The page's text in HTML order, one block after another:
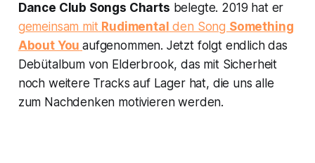
Dance Club Songs Charts belegte. 2019 hat er
gemeinsam mit Rudimental den Song Something
About You aufgenommen. Jetzt folgt endlich das
Debütalbum von Elderbrook, das mit Sicherheit
noch weitere Tracks auf Lager hat, die uns alle
zum Nachdenken motivieren werden.